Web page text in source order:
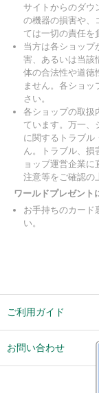
サイトからのダウ
の機器の損害や、
ては一切の責任を
当方は各ショップ
害、あるいは当該
体の合法性や道徳
ません。各ショ
さい。
各ショップの取扱
ています。万一、
に関するトラブル
ん。トラブル、損
ョップ運営企業
注意等をご確認の
ワールドプレゼント
お手持ちのカード
い。
ご利用ガイド
お問い合わせ